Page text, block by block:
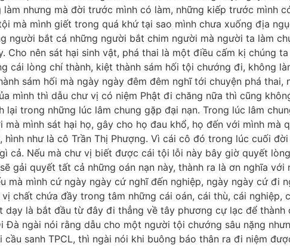
nhưng mà đời trước mình có làm, những kiếp trước mình
mà mình giết trong quá khứ tại sao mình chưa xuống địa
người bắt cá những người bắt chim người mà người ta làm
Cho nên sát hại sinh vật, phá thai là một điều cấm kị chúng
cái lòng chí thành, kiệt thành sám hối tội chướng đi, không
sám hối mà ngày ngày đêm đêm nghĩ tới chuyện phá
mình thì dẫu chư vị có niệm Phật đi chăng nữa thì cũng
trong những lúc lâm chung gặp đại nạn. Trong lúc lâm
mình sát hại họ, gây cho họ đau khổ, họ đến với mình mà
như là cô Trần Thị Phượng. Vì cái cô đó trong lúc cuối
cả. Nếu mà chư vị biết được cái tội lỗi này bây giờ quyết
gải quyết tất cả những oán nạn này, thành ra là ơn nghĩa với
mà mình cứ ngày ngày cứ nghĩ đến nghiệp, ngày ngày cứ đi
chất chứa đầy trong tâm những cái oán, cái thù, cái nghiệp,
dạy là bắt đầu từ đây đi thẳng về tây phương cự lạc để
ngài nói rằng dẫu cho một người tội chướng sâu nặng
sanh TPCL, thì ngài nói khi buông báo thân ra đi niệm